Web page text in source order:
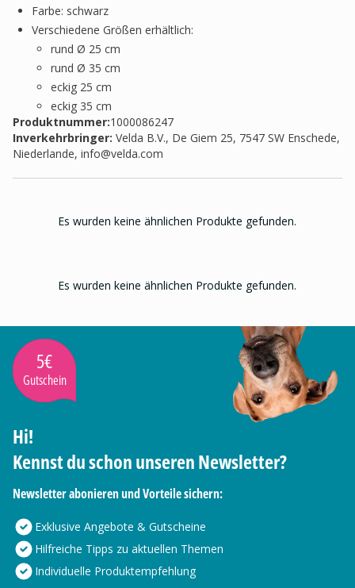
Farbe: schwarz
Verschiedene Größen erhältlich:
rund Ø 25 cm
rund Ø 35 cm
eckig 25 cm
eckig 35 cm
Produktnummer:1000086247
Inverkehrbringer: Velda B.V., De Giem 25, 7547 SW Enschede,
Niederlande, info@velda.com
Es wurden keine ähnlichen Produkte gefunden.
Es wurden keine ähnlichen Produkte gefunden.
5€
Gutschein
Hi!
Kennst du schon unseren Newsletter?
Newsletter abonieren und Vorteile sichern:
Exklusive Angebote & Gutscheine
Hilfreiche Tipps zu aktuellen Themen
Individuelle Produktempfehlung